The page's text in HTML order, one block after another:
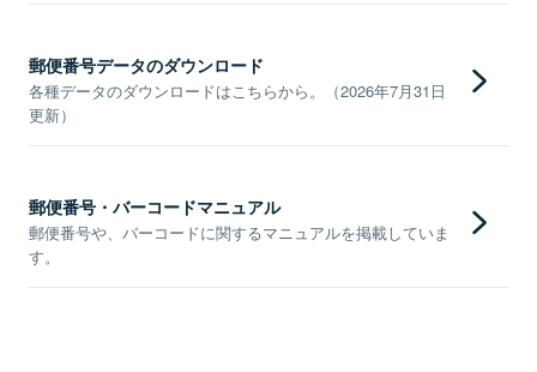
郵便番号データのダウンロード
各種データのダウンロードはこちらから。（2026年7月31日
更新）
郵便番号・バーコードマニュアル
郵便番号や、バーコードに関するマニュアルを掲載していま
す。